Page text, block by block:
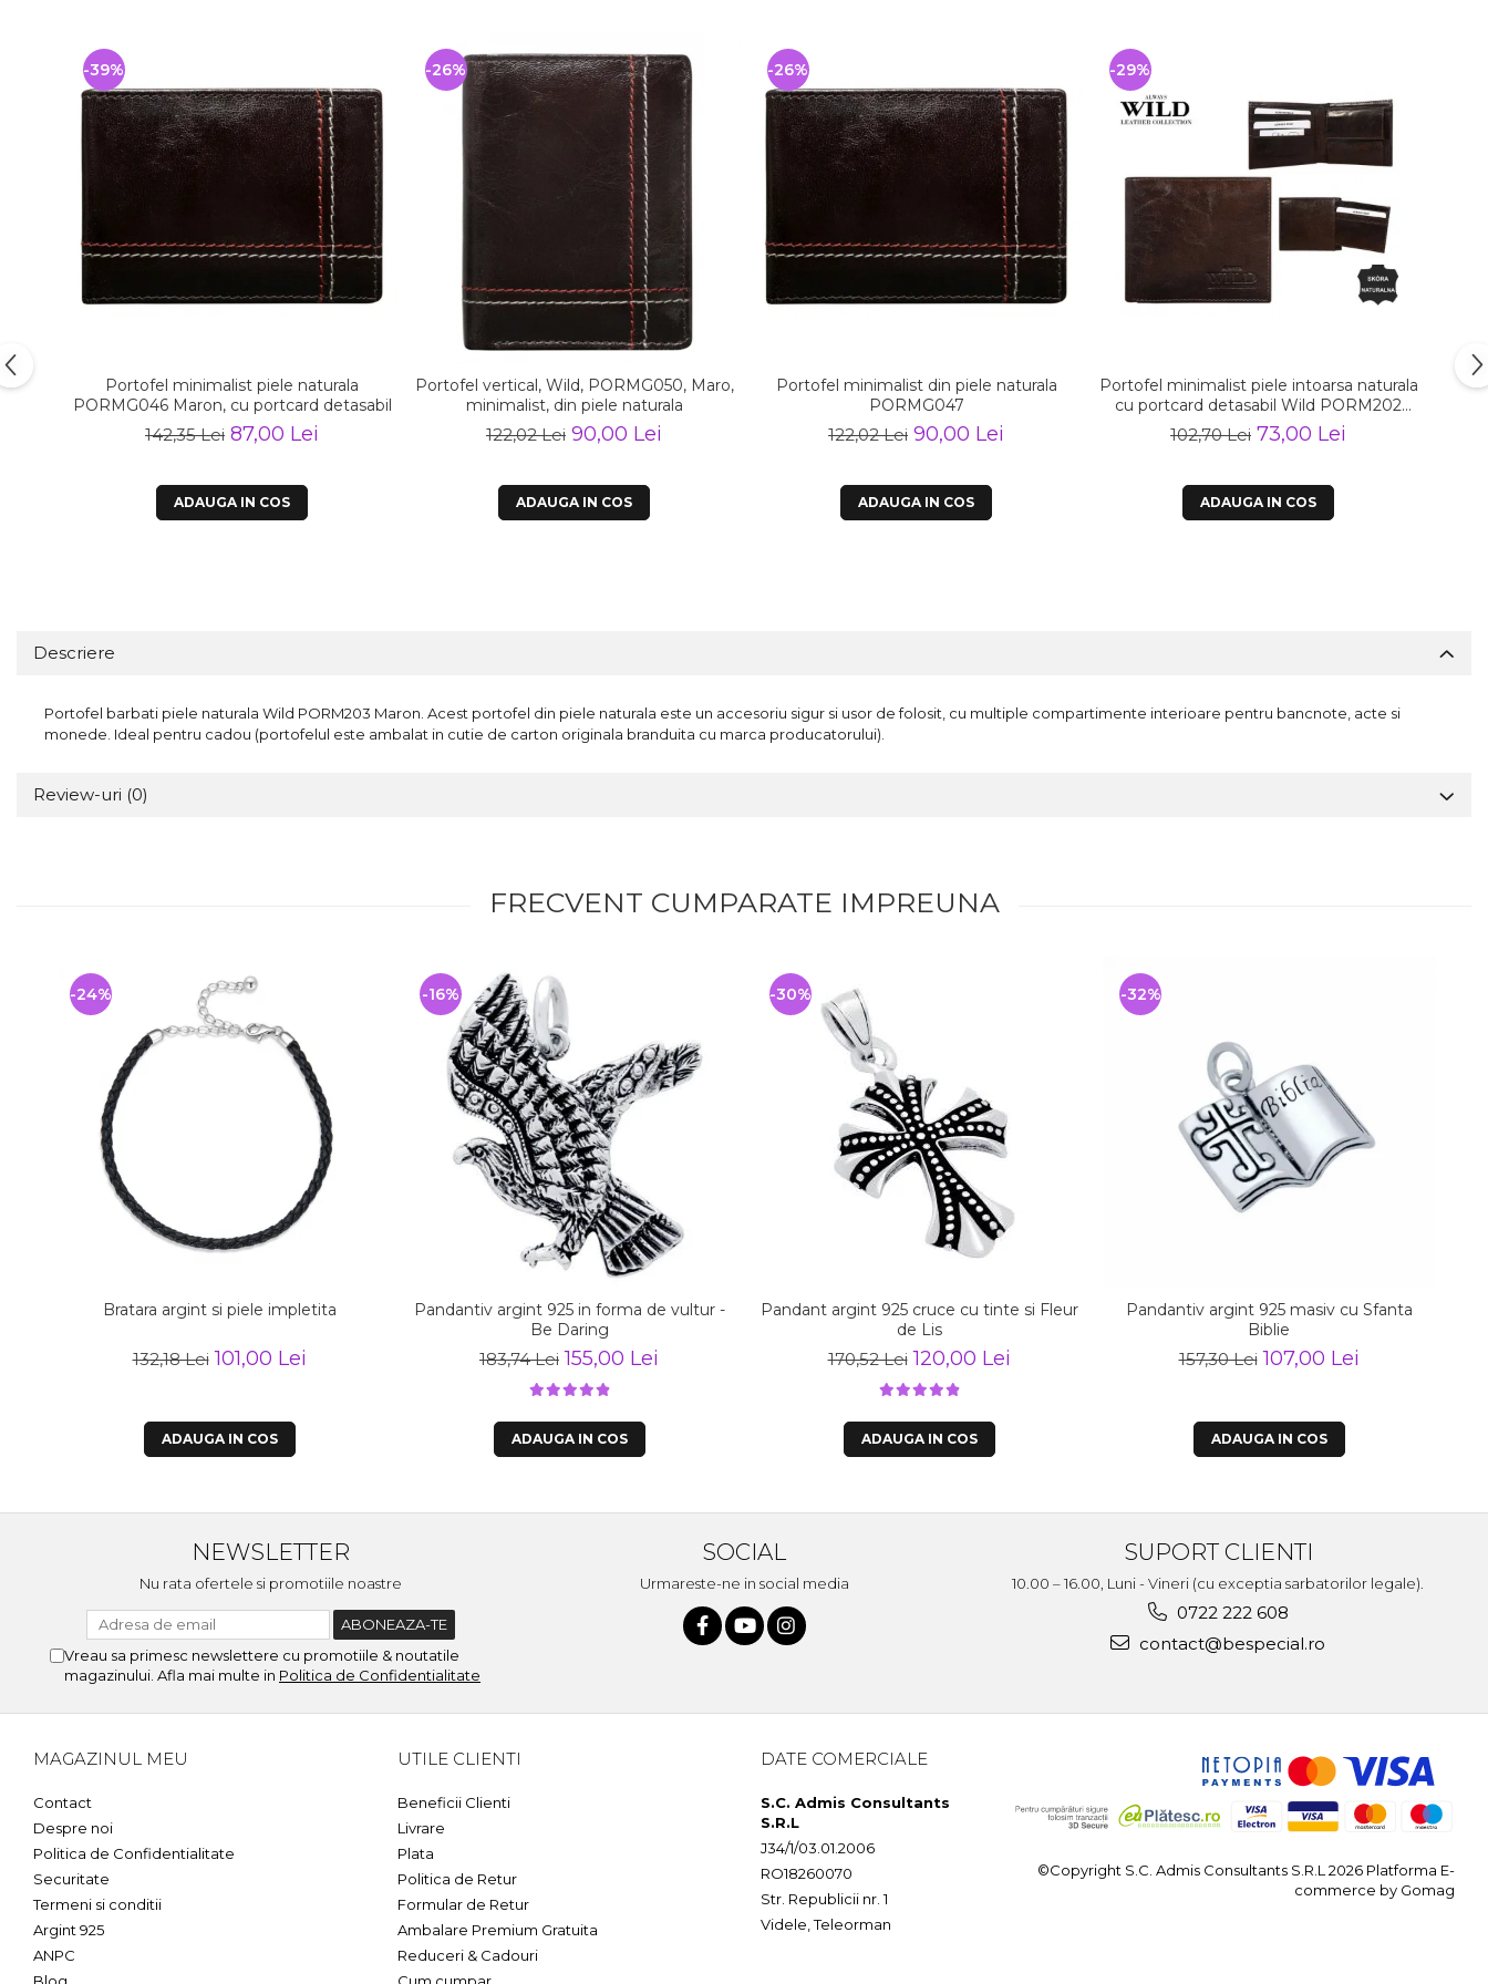
Portofel minimalist piele naturala
PORMG046 Maron, cu portcard detasabil
142,35 Lei 87,00 Lei
-39%
ADAUGA IN COS
Portofel vertical, Wild, PORMG050, Maro,
minimalist, din piele naturala
122,02 Lei 90,00 Lei
-26%
ADAUGA IN COS
Portofel minimalist din piele naturala
PORMG047
122,02 Lei 90,00 Lei
-26%
ADAUGA IN COS
Portofel minimalist piele intoarsa naturala
cu portcard detasabil Wild PORM202
Maron
102,70 Lei 73,00 Lei
-29%
ADAUGA IN COS
Descriere
Portofel barbati piele naturala Wild PORM203 Maron. Acest portofel din piele naturala este un accesoriu sigur si usor de folosit, cu multiple compartimente interioare pentru bancnote, acte si
monede. Ideal pentru cadou (portofelul este ambalat in cutie de carton originala branduita cu marca producatorului).
Review-uri (0)
FRECVENT CUMPARATE IMPREUNA
Bratara argint si piele impletita
132,18 Lei 101,00 Lei
-24%
ADAUGA IN COS
Pandantiv argint 925 in forma de vultur -
Be Daring
183,74 Lei 155,00 Lei
-16%
ADAUGA IN COS
Pandant argint 925 cruce cu tinte si Fleur
de Lis
170,52 Lei 120,00 Lei
-30%
ADAUGA IN COS
Pandantiv argint 925 masiv cu Sfanta
Biblie
157,30 Lei 107,00 Lei
-32%
ADAUGA IN COS
NEWSLETTER
Nu rata ofertele si promotiile noastre
Vreau sa primesc newslettere cu promotiile & noutatile
magazinului. Afla mai multe in Politica de Confidentialitate
SOCIAL
Urmareste-ne in social media
SUPORT CLIENTI
10.00 – 16.00, Luni - Vineri (cu exceptia sarbatorilor legale).
0722 222 608
contact@bespecial.ro
MAGAZINUL MEU
Contact
Despre noi
Politica de Confidentialitate
Securitate
Termeni si conditii
Argint 925
ANPC
UTILE CLIENTI
Beneficii Clienti
Livrare
Plata
Politica de Retur
Formular de Retur
Ambalare Premium Gratuita
Reduceri & Cadouri
DATE COMERCIALE
S.C. Admis Consultants
S.R.L
J34/1/03.01.2006
RO18260070
Str. Republicii nr. 1
Videle, Teleorman
©Copyright S.C. Admis Consultants S.R.L 2026 Platforma E-
commerce by Gomag